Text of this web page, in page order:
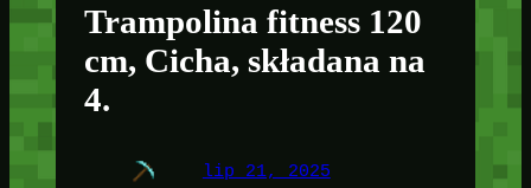
Trampolina fitness 120
cm, Cicha, składana na
4.
lip 21, 2025